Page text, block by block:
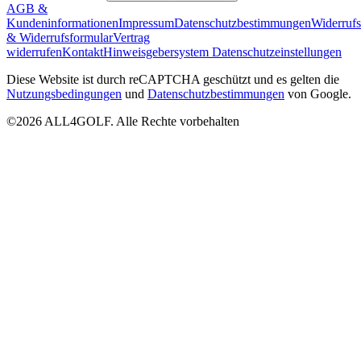
AGB &
KundeninformationenImpressumDatenschutzbestimmungen
& WiderrufsformularVertrag
widerrufenKontaktHinweisgebersystem Datenschutzeinstellungen
Diese Website ist durch reCAPTCHA geschützt und es gelten die
Nutzungsbedingungen und Datenschutzbestimmungen von Google.
©2026 ALL4GOLF. Alle Rechte vorbehalten